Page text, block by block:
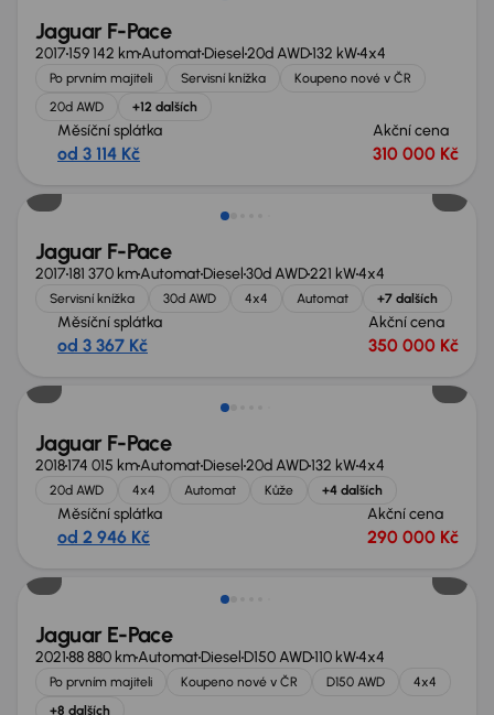
Jaguar F-Pace
2017159 142 kmAutomatDiesel20d AWD132 kW4x4
Po prvním majiteli Servisní knížka
Koupeno nové v ČR
20d AWD
+12 dalších
Měsíční splátka
od 3 114 Kč
Akční cena
310 000 Kč
Jaguar F-Pace
2017181 370 kmAutomatDiesel30d AWD221 kW4x4
Servisní knížka 30d AWD 4x4 Automat +7 dalších
Měsíční splátka
od 3 367 Kč
Akční cena
350 000 Kč
Zlevněno o 40 000 Kč
Jaguar F-Pace
2018174 015 kmAutomatDiesel20d AWD132 kW4x4
20d AWD 4x4 Automat Kůže +4 dalších
Měsíční splátka
od 2 946 Kč
Akční cena
290 000 Kč
Zlevněno o 70 000 Kč
Jaguar E-Pace
202188 880 kmAutomatDiesel D150 AWD110 kW4x4
Po prvním majiteli Koupeno nové v ČR D150 AWD
4x4
+8 dalších